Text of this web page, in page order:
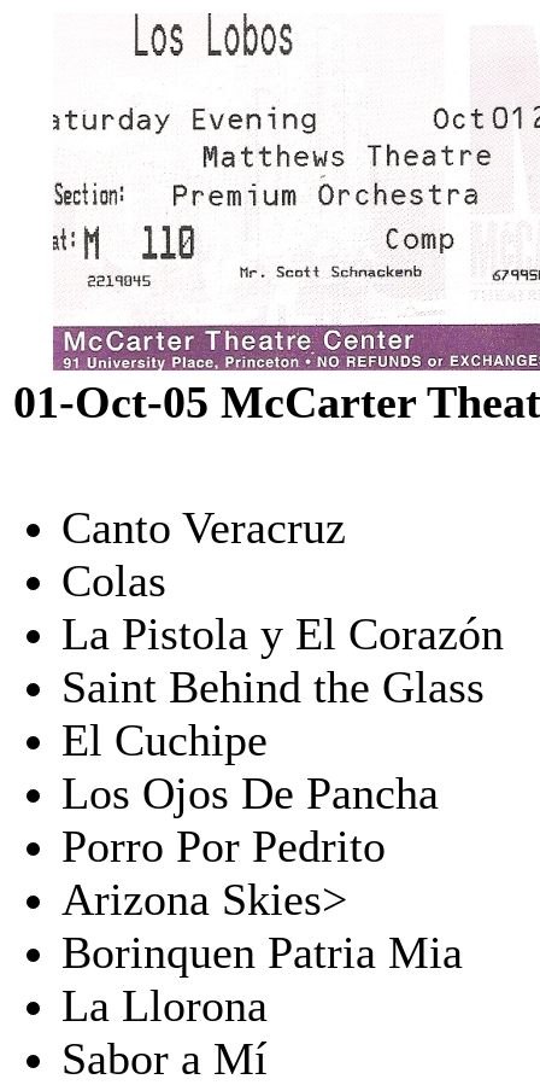
01-Oct-05 McCarter
Canto Veracruz
Colas
La Pistola y El Corazón
Saint Behind the Glass
El Cuchipe
Los Ojos De Pancha
Porro Por Pedrito
Arizona Skies>
Borinquen Patria Mia
La Llorona
Sabor a Mí